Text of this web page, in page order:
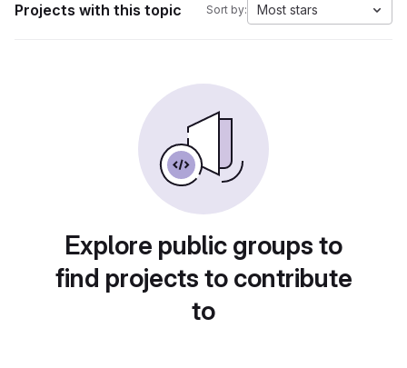
Projects with this topic Sort by: Most stars
Explore public groups to
find projects to contribute
to